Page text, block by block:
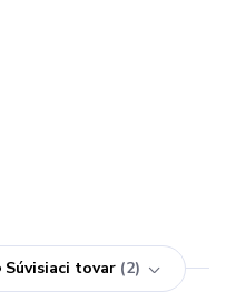
Súvisiaci tovar 2